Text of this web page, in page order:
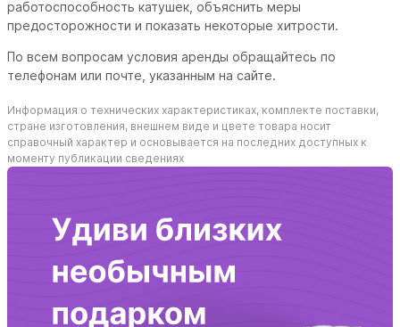
работоспособность катушек, объяснить меры
предосторожности и показать некоторые хитрости.
По всем вопросам условия аренды обращайтесь по
телефонам или почте, указанным на сайте.
Информация о технических характеристиках, комплекте поставки,
стране изготовления, внешнем виде и цвете товара носит
справочный характер и основывается на последних доступных к
моменту публикации сведениях